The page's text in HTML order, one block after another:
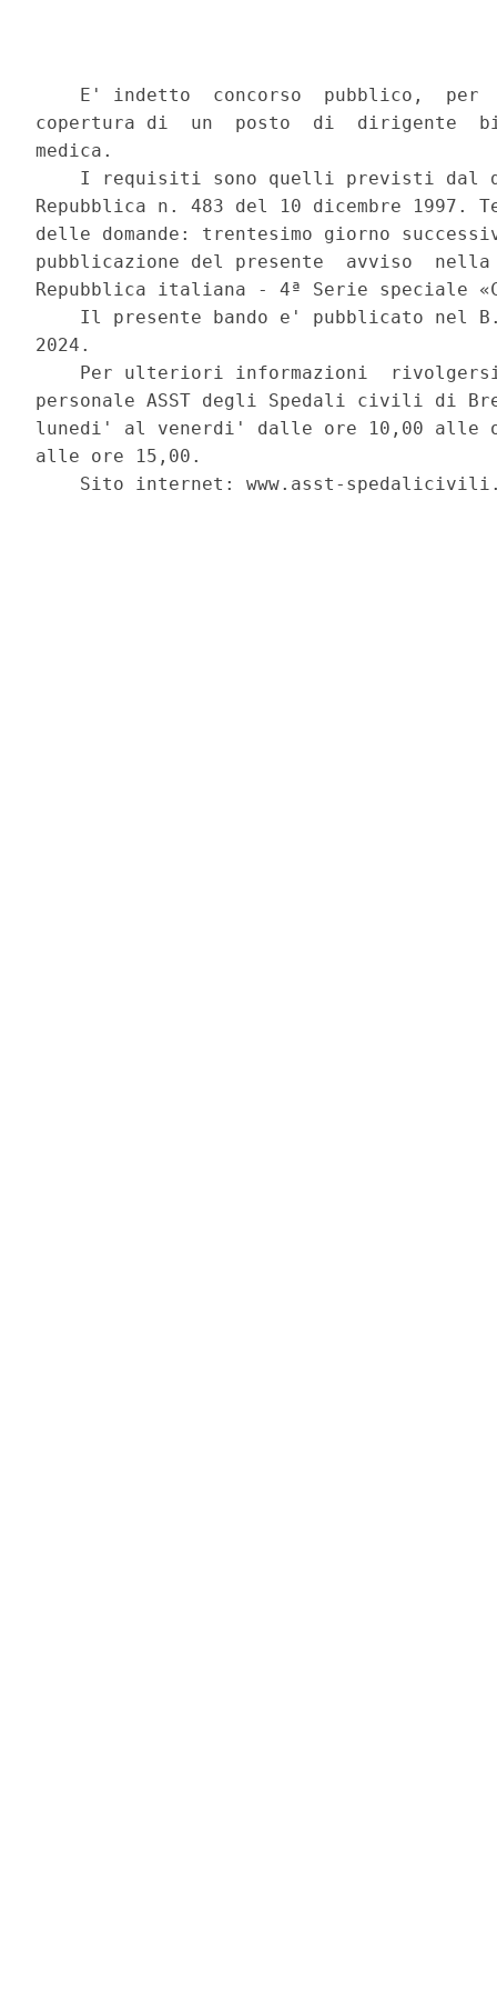
E' indetto  concorso  pubblico,  per
copertura di  un  posto  di  dirigente
medica.
I requisiti sono quelli previsti dal
Repubblica n. 483 del 10 dicembre 1997.
delle domande: trentesimo giorno
pubblicazione del presente  avviso
Repubblica italiana - 4ª Serie speciale
Il presente bando e' pubblicato nel
2024.
Per ulteriori informazioni
personale ASST degli Spedali civili di
lunedi' al venerdi' dalle ore 10,00 alle
alle ore 15,00.
Sito internet: www.asst-